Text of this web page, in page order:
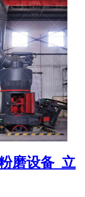
磨设备_立